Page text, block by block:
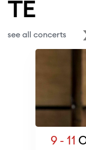
TE
see all concerts
9 - 11